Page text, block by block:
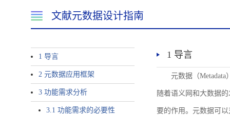
文献元数据设计指南
1 导言
2 元数据应用框架
3 功能需求分析
3.1 功能需求的必要性
1 导言
元数据（
随着语义网和大数据
要的作用。元数据可